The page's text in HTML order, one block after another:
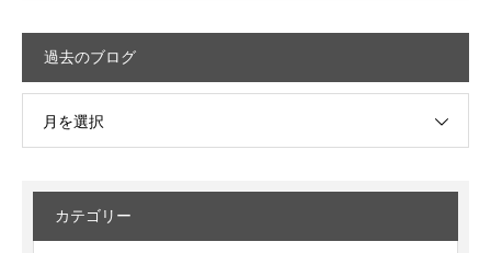
過去のブログ
月を選択
カテゴリー